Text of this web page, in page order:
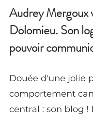
Audrey Mergoux
Dolomieu. Son
pouvoir
Douée d'une jolie
comportement
central : son blog